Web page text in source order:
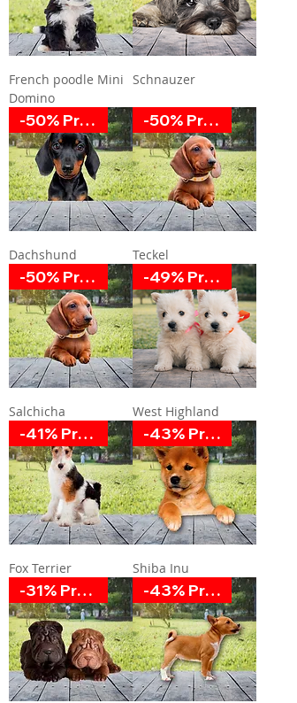
French poodle Mini
Domino
Schnauzer
-50% Promoción
Dachshund
-50% Promoción
Teckel
-50% Promoción
Salchicha
-49% Promoción
West Highland
-41% Promoción
Fox Terrier
-43% Promoción
Shiba Inu
-31% Promoción -43% Promoción